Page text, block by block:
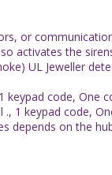
or
activates the
UL Jeweller
code, One
1 keypad code,
depends on the